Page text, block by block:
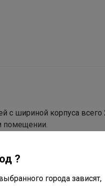
с шириной корпуса всего
помещении.
Для
Быстрый нагрев
?
города зависят,